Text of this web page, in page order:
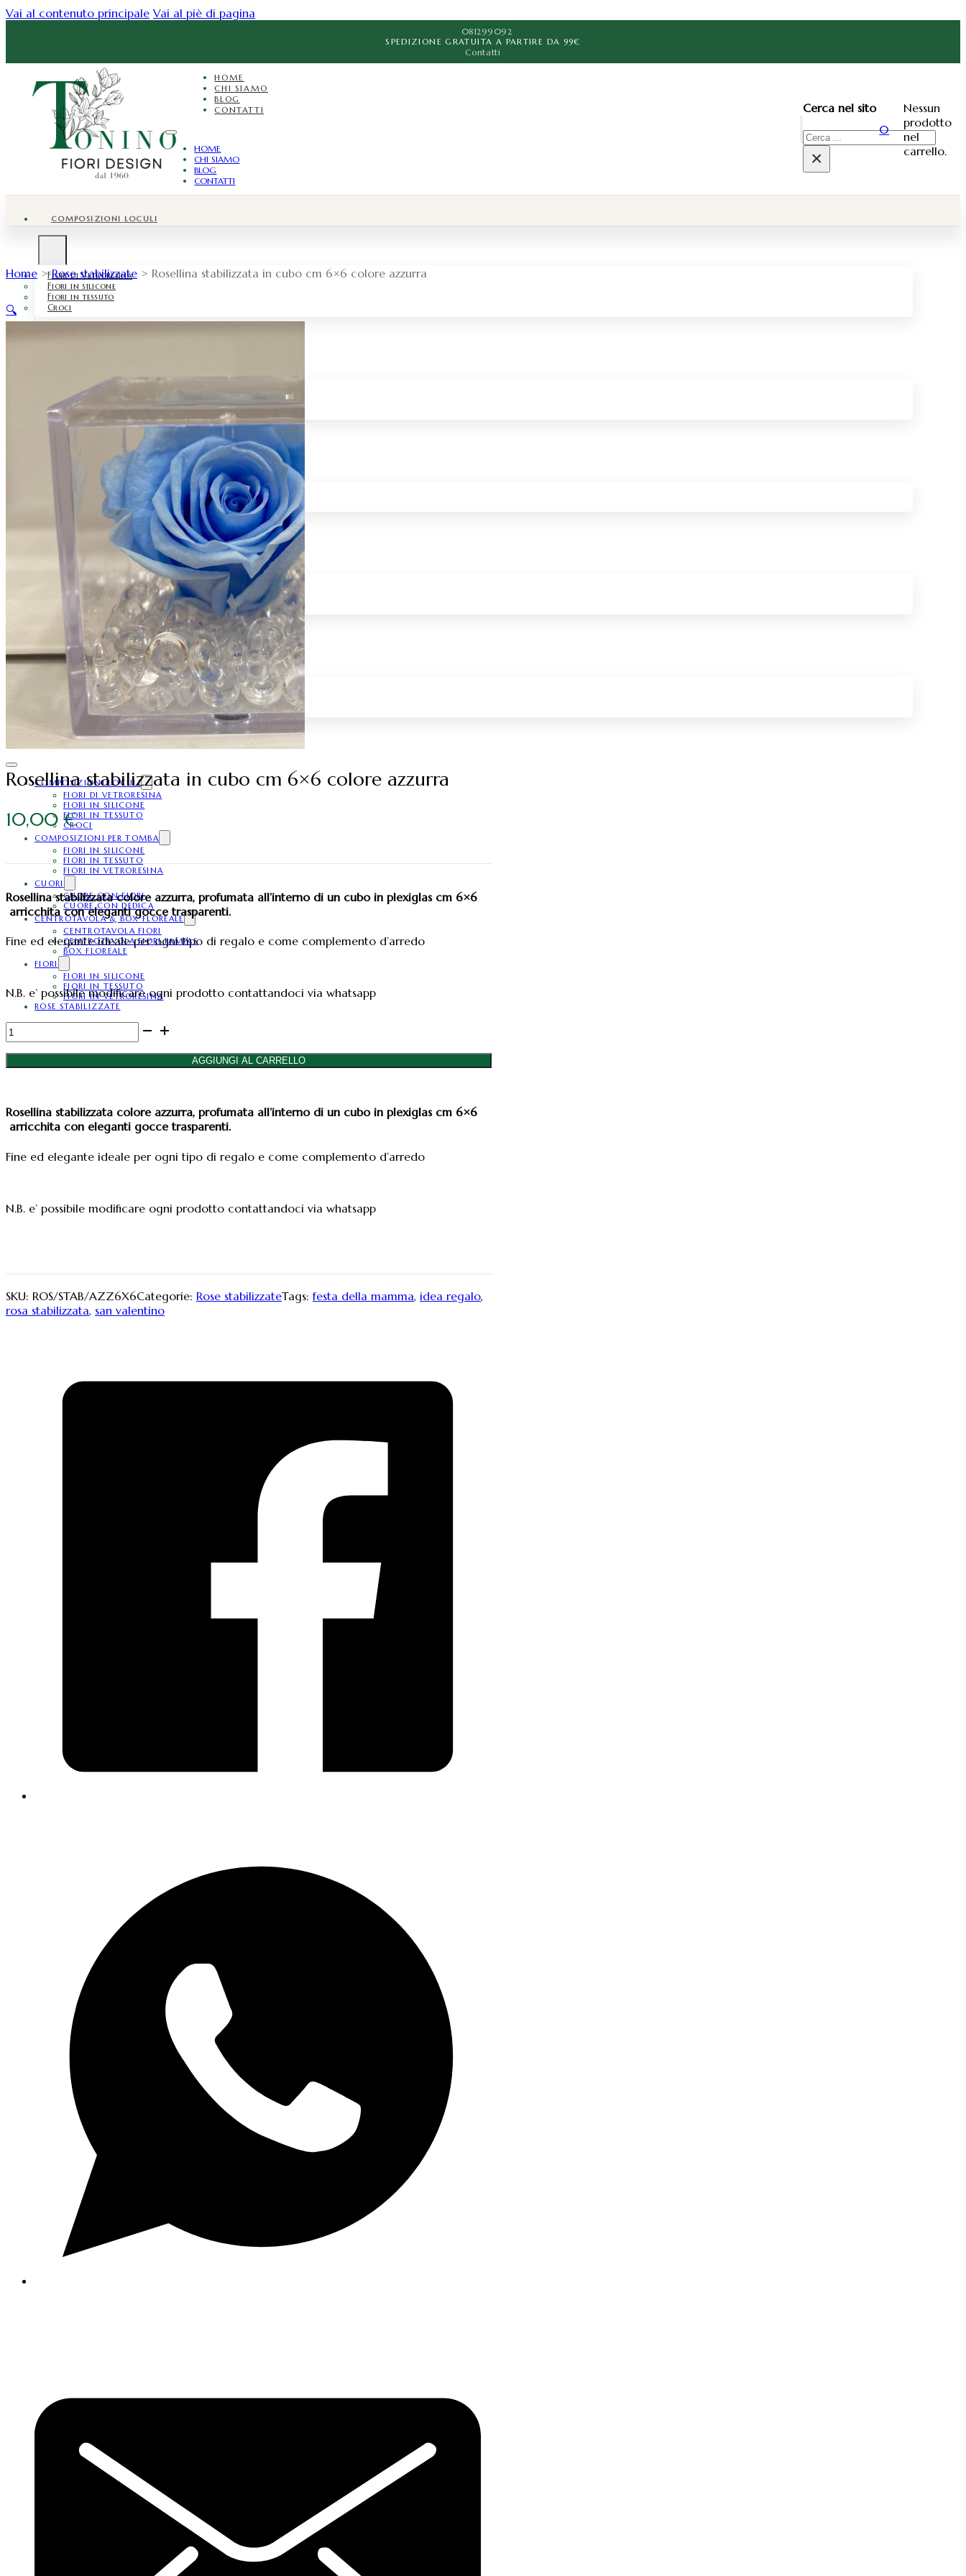
Vai al contenuto principale Vai al piè di pagina
081299092
SPEDIZIONE GRATUITA A PARTIRE DA 99€
Contatti
HOME
CHI SIAMO
BLOG
CONTATTI
HOME
CHI SIAMO
BLOG
CONTATTI
Cerca nel sito
Cerca
×
0
Nessun
prodotto
nel
carrello.
COMPOSIZIONI LOCULI
Fiori di Vetroresina
Fiori in silicone
Fiori in tessuto
Croci
Fiori in silicone
Fiori in tessuto
Fiori in vetroresina
Cuore con fiori
Cuore con dedica
CENTROTAVOLA & BOX FLOREALE
Centrotavola fiori
Centrotavola fiori pampas
Fiori in Silicone
Fiori in Tessuto
Fiori in Vetroresina
ROSE STABILIZZATE
COMPOSIZIONI LOCULI
FIORI DI VETRORESINA
FIORI IN SILICONE
FIORI IN TESSUTO
CROCI
COMPOSIZIONI PER TOMBA
FIORI IN SILICONE
FIORI IN TESSUTO
FIORI IN VETRORESINA
CUORI
CUORE CON FIORI
CUORE CON DEDICA
CENTROTAVOLA & BOX FLOREALE
CENTROTAVOLA FIORI
CENTROTAVOLA FIORI PAMPAS
BOX FLOREALE
FIORI
FIORI IN SILICONE
FIORI IN TESSUTO
FIORI IN VETRORESINA
ROSE STABILIZZATE
Home > Rose stabilizzate > Rosellina stabilizzata in cubo cm 6×6 colore azzurra
🔍
Rosellina stabilizzata in cubo cm 6×6 colore azzurra
10,00€
Rosellina stabilizzata colore azzurra, profumata all’interno di un cubo in plexiglas cm 6×6
arricchita con eleganti gocce trasparenti.
Fine ed elegante ideale per ogni tipo di regalo e come complemento d’arredo
N.B. e’ possibile modificare ogni prodotto contattandoci via whatsapp
Rosellina
stabilizzata
in
cubo
colore
azzurra
AGGIUNGI AL CARRELLO
Rosellina stabilizzata colore azzurra, profumata all’interno di un cubo in plexiglas cm 6×6
arricchita con eleganti gocce trasparenti.
Fine ed elegante ideale per ogni tipo di regalo e come complemento d’arredo
N.B. e’ possibile modificare ogni prodotto contattandoci via whatsapp
SKU: ROS/STAB/AZZ6X6Categorie: Rose stabilizzateTags:festa della mamma, idea regalo,
rosa stabilizzata, san valentino